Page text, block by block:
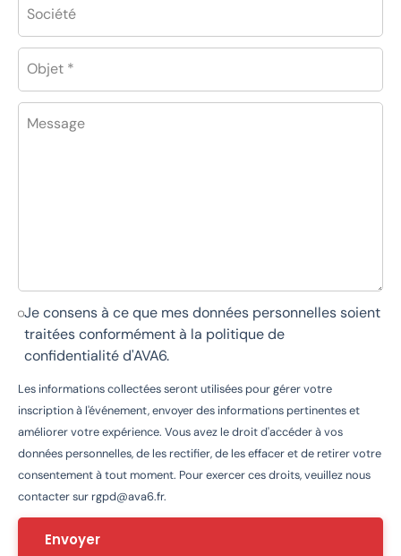
Société
Objet *
Message
Je consens à ce que mes données personnelles soient
traitées conformément à la politique de
confidentialité d'AVA6.
Les informations collectées seront utilisées pour gérer votre
inscription à l'événement, envoyer des informations pertinentes et
améliorer votre expérience. Vous avez le droit d'accéder à vos
données personnelles, de les rectifier, de les effacer et de retirer votre
consentement à tout moment. Pour exercer ces droits, veuillez nous
contacter sur rgpd@ava6.fr.